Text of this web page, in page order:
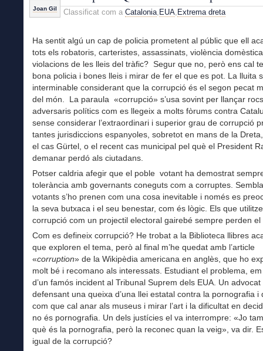
Joan Gil Classificat com a Catalonia EUA Extrema dreta
Ha sentit algú un cap de policia prometent al públic que ell
tots els robatoris, carteristes, assassinats, violència
violacions de les lleis del tràfic? Segur que no, però ens cal
bona policia i bones lleis i mirar de fer el que es pot. La lluita
interminable considerant que la corrupció és el segon pecat
del món. La paraula «corrupció» s’usa sovint per llançar
adversaris polítics com es llegeix a molts fòrums contra
sense considerar l’extraordinari i superior grau de corrupció
tantes jurisdiccions espanyoles, sobretot en mans de la
el cas Gürtel, o el recent cas municipal pel què el President
demanar perdó als ciutadans.
Potser caldria afegir que el poble votant ha demostrat
tolerància amb governants coneguts com a corruptes.
votants s’ho prenen com una cosa inevitable i només es
la seva butxaca i el seu benestar, com és lògic. Els que
corrupció com un projectil electoral gairebé sempre perden el
Com es defineix corrupció? He trobat a la Biblioteca llibres
que exploren el tema, però al final m’he quedat amb l’article
«corruption» de la Wikipèdia americana en anglès, que ho
molt bé i recomano als interessats. Estudiant el problema,
d’un famós incident al Tribunal Suprem dels EUA. Un
defensant una queixa d’una llei estatal contra la pornografia i
com que cal anar als museus i mirar l’art i la dificultat en
no és pornografia. Un dels justícies el va interrompre: «Jo
què és la pornografia, però la reconec quan la veig», va dir.
igual de la corrupció?